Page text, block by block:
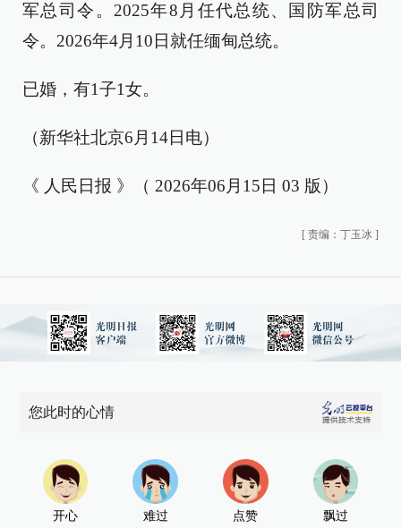
军总司令。2025年8月任代总统、国防军总司
令。2026年4月10日就任缅甸总统。
已婚，有1子1女。
（新华社北京6月14日电）
《 人民日报 》（ 2026年06月15日 03 版）
[ 责编：丁玉冰 ]
您此时的心情
开心 难过 点赞 飘过